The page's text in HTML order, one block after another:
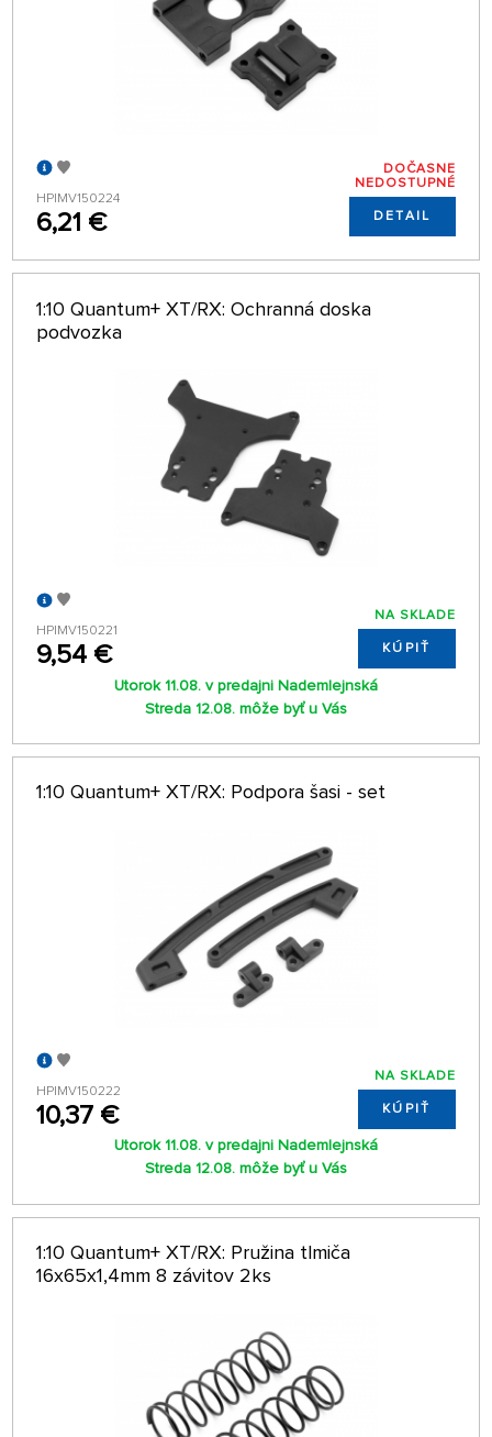
HPIMV150224
6,21 €
DOČASNE
NEDOSTUPNÉ
DETAIL
1:10 Quantum+ XT/RX: Ochranná doska
podvozka
HPIMV150221
9,54 €
NA SKLADE
KÚPIŤ
Utorok 11.08. v predajni Nademlejnská
Streda 12.08. môže byť u Vás
1:10 Quantum+ XT/RX: Podpora šasi - set
HPIMV150222
10,37 €
NA SKLADE
KÚPIŤ
Utorok 11.08. v predajni Nademlejnská
Streda 12.08. môže byť u Vás
1:10 Quantum+ XT/RX: Pružina tlmiča
16x65x1,4mm 8 závitov 2ks